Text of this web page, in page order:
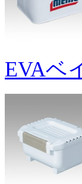
EVAベ